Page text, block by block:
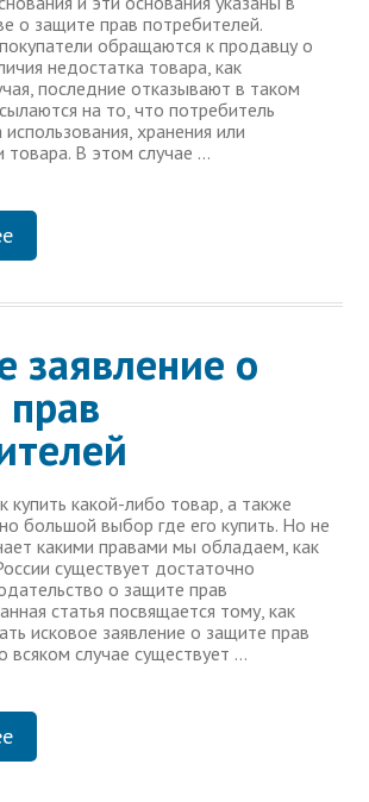
о защите прав потребителей.
обращаются к продавцу о
недостатка товара, как
последние отказывают в таком
на то, что потребитель
хранения или
товара. В этом случае …
заявление о
купить какой-либо товар, а также
большой выбор где его купить. Но не
какими правами мы обладаем, как
существует достаточно
о защите прав
статья посвящается тому, как
исковое заявление о защите прав
всяком случае существует …